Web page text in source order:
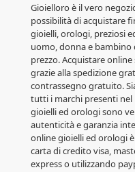
Gioielloro è il vero
possibilità di acquistare
gioielli, orologi, preziosi
uomo, donna e
prezzo. Acquistare
grazie alla spedizione
contrassegno gratuito.
tutti i marchi presenti
gioielli ed orologi sono
autenticità e garanzia
online gioielli ed orologi
carta di credito visa,
express o utilizzando